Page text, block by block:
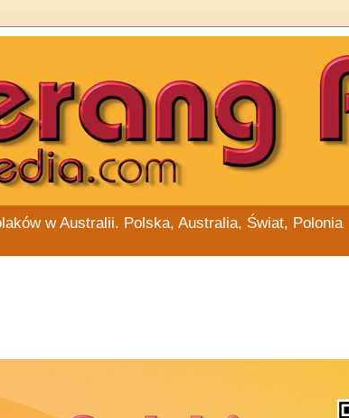
w Australii. Polska, Australia, Świat, Polonia